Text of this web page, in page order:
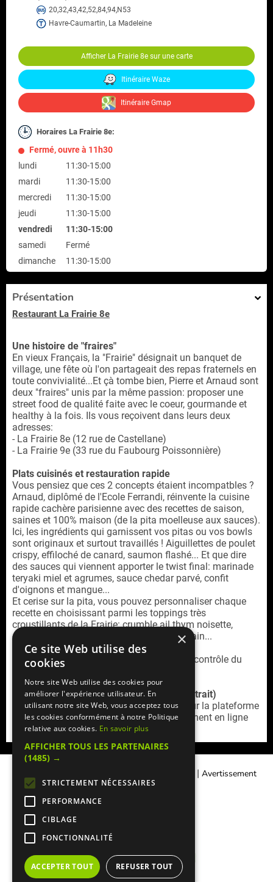
20,32,43,42,52,84,94,N53
Havre-Caumartin, La Madeleine
Afficher La Frairie 8e sur une carte
Itinéraire Waze
Itinéraire Gmap
Horaires La Frairie 8e:
Fermé, ouvre à 11h30
lundi
11:30-15:00
mardi
11:30-15:00
mercredi
11:30-15:00
jeudi
11:30-15:00
vendredi
11:30-15:00
samedi
Fermé
dimanche
11:30-15:00
Présentation
Restaurant La Frairie 8e
Une histoire de "fraires"
En vieux Français, la "Frairie" désignait un banquet de
village, une fête où l'on partageait des repas fraternels en
toute convivialité...Et çà tombe bien, Pierre et Arnaud sont
deux "fraires" unis par la même passion: proposer une
street food de qualité faite avec le coeur, gourmande et
healthy à la fois. Ils vous reçoivent dans leurs deux
adresses:
- La Frairie 8e (12 rue de Castellane)
- La Frairie 9e (33 rue du Faubourg Poissonnière)
Plats cuisinés et restauration rapide
Vous pensiez que ces 2 concepts étaient incompatbles ?
Arnaud, diplômé de l'Ecole Ferrandi, réinvente la cuisine
rapide cachère parisienne avec des recettes de saison,
saines et 100% maison (de la pita moelleuse aux sauces).
Ici, les ingrédients qui garnissent vos pitas ou vos bowls
sont originaux et surtout travaillés ! Aiguillettes de poulet
crispy, effiloché de canard, saumon flashé... Et que dire
des sauces qui viennent apporter le twist final: marinade
teryaki miel et agrumes, sauce chedar parvé, confit
d'oignons et mangue...
Et cerise sur la pita, vous pouvez personnaliser chaque
recette en choisissant parmi les toppings très
croustillants de la Frairie: crumble ail thym noisette,
granola salé, oignons crispy, pignons de pain...
La Frairie est un restaurant cacher sous le contrôle du
rabbinat loubavitch de France.
Service commande en ligne (livraison / retrait)
Retrouvez lacarte livraison La Frairie 8e
sur la plateforme
Mangercacher.com(cagnotte, offres, paiement en ligne
sécurisé)
| Avertissement
Légal
×
Ce site Web utilise des
cookies
Notre site Web utilise des cookies pour
améliorer l'expérience utilisateur. En
utilisant notre site Web, vous acceptez tous
les cookies conformément à notre Politique
relative aux cookies. En savoir plus
AFFICHER TOUS LES PARTENAIRES
(1485) →
STRICTEMENT NÉCESSAIRES
PERFORMANCE
CIBLAGE
FONCTIONNALITÉ
ACCEPTER TOUT REFUSER TOUT